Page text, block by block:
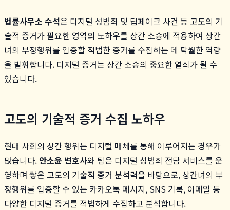
법률사무소 수석은 디지털 성범죄 및 딥페이크 사건 등 고도의 기
술적 증거가 필요한 영역의 노하우를 상간 소송에 적용하여 상간
녀의 부정행위를 입증할 적법한 증거를 수집하는 데 탁월한 역량
을 발휘합니다. 디지털 증거는 상간 소송의 중요한 열쇠가 될 수
있습니다.
고도의 기술적 증거 수집 노하우
현대 사회의 상간 행위는 디지털 매체를 통해 이루어지는 경우가
많습니다. 안소윤 변호사와 팀은 디지털 성범죄 전담 서비스를 운
영하며 쌓은 고도의 기술적 증거 분석력을 바탕으로, 상간녀의 부
정행위를 입증할 수 있는 카카오톡 메시지, SNS 기록, 이메일 등
다양한 디지털 증거를 적법하게 수집하고 분석합니다.